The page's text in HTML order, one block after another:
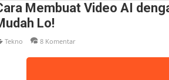
Membuat Video AI
Lo!
Tekno 8 Komentar